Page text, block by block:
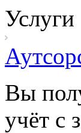
Услуги
Вы
учёт с